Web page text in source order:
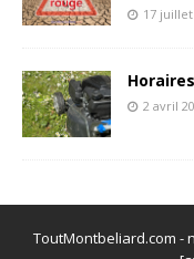
17 juillet
2 avril
ToutMontbeliard.com -